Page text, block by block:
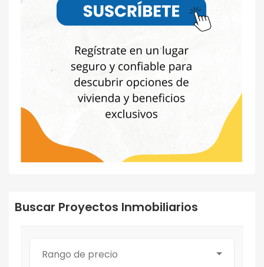
Buscar Proyectos Inmobiliarios
Rango de precio